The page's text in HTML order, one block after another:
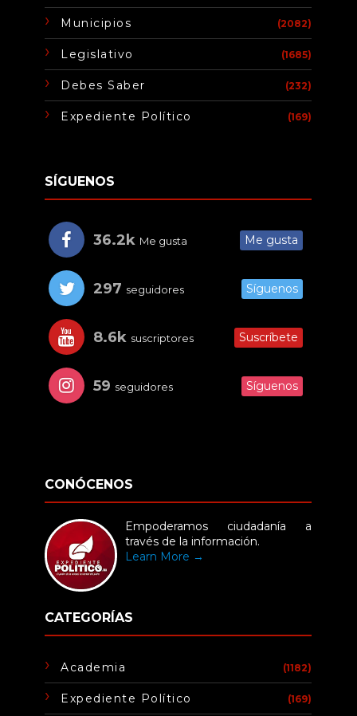
Municipios (2082)
Legislativo (1685)
Debes Saber (232)
Expediente Político (169)
SÍGUENOS
36.2k Me gusta Me gusta
297 seguidores Síguenos
8.6k suscriptores Suscríbete
59 seguidores Síguenos
CONÓCENOS
Empoderamos ciudadanía a
través de la información.
Learn More →
CATEGORÍAS
Academia (1182)
Expediente Político (169)